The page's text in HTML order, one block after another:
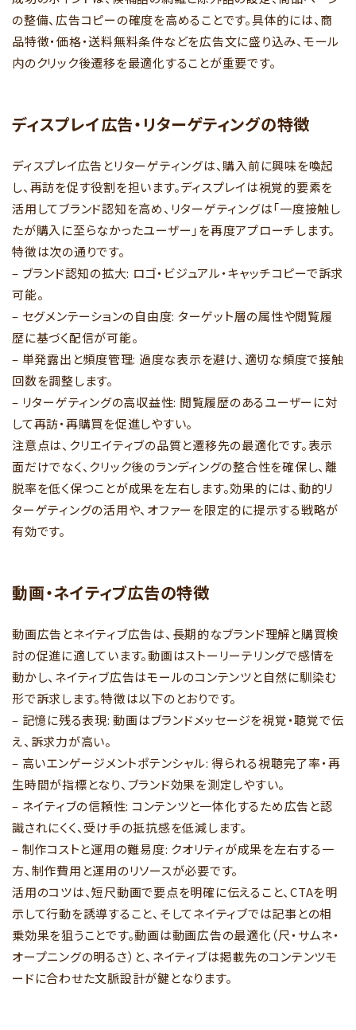
の整備、広告コピーの確度を高めることです。具体的には、商
品特徴・価格・送料無料条件などを広告文に盛り込み、モール
内のクリック後遷移を最適化することが重要です。
ディスプレイ広告・リターゲティングの特徴
ディスプレイ広告とリターゲティングは、購入前に興味を喚起
し、再訪を促す役割を担います。ディスプレイは視覚的要素を
活用してブランド認知を高め、リターゲティングは「一度接触し
たが購入に至らなかったユーザー」を再度アプローチします。
特徴は次の通りです。
– ブランド認知の拡大: ロゴ・ビジュアル・キャッチコピーで訴求
可能。
– セグメンテーションの自由度: ターゲット層の属性や閲覧履
歴に基づく配信が可能。
– 単発露出と頻度管理: 過度な表示を避け、適切な頻度で接触
回数を調整します。
– リターゲティングの高収益性: 閲覧履歴のあるユーザーに対
して再訪・再購買を促進しやすい。
注意点は、クリエイティブの品質と遷移先の最適化です。表示
面だけでなく、クリック後のランディングの整合性を確保し、離
脱率を低く保つことが成果を左右します。効果的には、動的リ
ターゲティングの活用や、オファーを限定的に提示する戦略が
有効です。
動画・ネイティブ広告の特徴
動画広告とネイティブ広告は、長期的なブランド理解と購買検
討の促進に適しています。動画はストーリーテリングで感情を
動かし、ネイティブ広告はモールのコンテンツと自然に馴染む
形で訴求します。特徴は以下のとおりです。
– 記憶に残る表現: 動画はブランドメッセージを視覚・聴覚で伝
え、訴求力が高い。
– 高いエンゲージメントポテンシャル: 得られる視聴完了率・再
生時間が指標となり、ブランド効果を測定しやすい。
– ネイティブの信頼性: コンテンツと一体化するため広告と認
識されにくく、受け手の抵抗感を低減します。
– 制作コストと運用の難易度: クオリティが成果を左右する一
方、制作費用と運用のリソースが必要です。
活用のコツは、短尺動画で要点を明確に伝えること、CTAを明
示して行動を誘導すること、そしてネイティブでは記事との相
乗効果を狙うことです。動画は動画広告の最適化（尺・サムネ・
オープニングの明るさ）と、ネイティブは掲載先のコンテンツモ
ードに合わせた文脈設計が鍵となります。